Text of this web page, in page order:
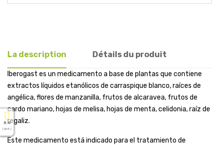
La description Détails du produit
Iberogast es un medicamento a base de plantas que contiene
extractos líquidos etanólicos de carraspique blanco, raíces de
angélica, flores de manzanilla, frutos de alcaravea, frutos de
cardo mariano, hojas de melisa, hojas de menta, celidonia, raíz de
regaliz.
Este medicamento está indicado para el tratamiento de
5.0
( On 5 )